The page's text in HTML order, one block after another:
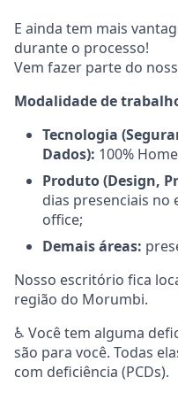
E ainda tem mais
durante o processo!
Vem fazer parte do
Modalidade de
Tecnologia
Dados): 100%
Produto (Design,
dias presenciais no
office;
Demais áreas:
Nosso escritório fica
região do Morumbi.
♿ Você tem alguma
são para você. Todas
com deficiência (PCDs).